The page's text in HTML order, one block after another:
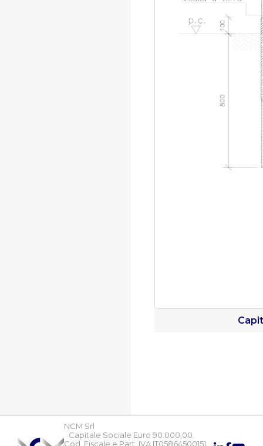
NCM Srl
Capitale Sociale Euro 90.000,00.
Cod. Fiscale e Part. IVA IT05864500151